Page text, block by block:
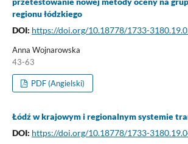
regionu łódzkiego
DOI: https://doi.org/10.18778/1733-
Anna Wojnarowska
43-63
PDF (Angielski)
Łódź w krajowym i regionalnym systemie
DOI: https://doi.org/10.18778/1733-